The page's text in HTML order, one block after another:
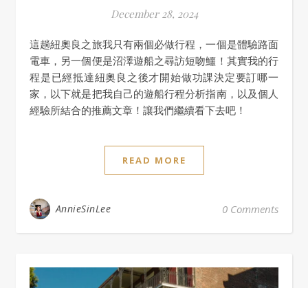
December 28, 2024
這趟紐奧良之旅我只有兩個必做行程，一個是體驗路面
電車，另一個便是沼澤遊船之尋訪短吻鱷！其實我的行
程是已經抵達紐奧良之後才開始做功課決定要訂哪一
家，以下就是把我自己的遊船行程分析指南，以及個人
經驗所結合的推薦文章！讓我們繼續看下去吧！
READ MORE
AnnieSinLee 0 Comments